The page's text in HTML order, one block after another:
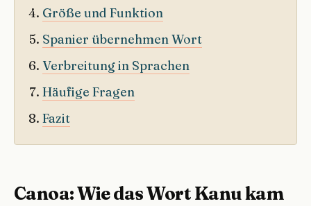
Größe und Funktion
Spanier übernehmen Wort
Verbreitung in Sprachen
Häufige Fragen
Fazit
Canoa: Wie das Wort Kanu kam